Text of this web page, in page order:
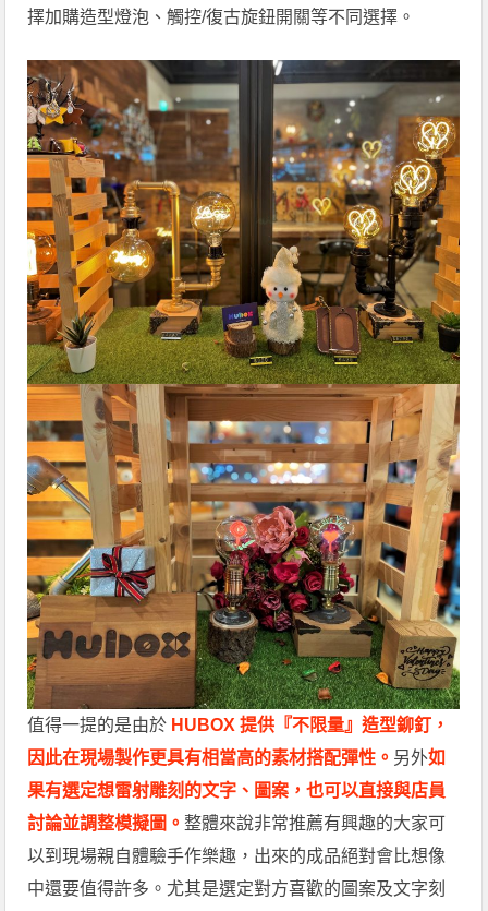
擇加購造型燈泡、觸控/復古旋鈕開關等不同選擇。
值得一提的是由於 HUBOX 提供『不限量』造型鉚釘，
因此在現場製作更具有相當高的素材搭配彈性。 另外如
果有選定想雷射雕刻的文字、圖案，也可以直接與店員
討論並調整模擬圖。整體來說非常推薦有興趣的大家可
以到現場親自體驗手作樂趣，出來的成品絕對會比想像
中還要值得許多。尤其是選定對方喜歡的圖案及文字刻